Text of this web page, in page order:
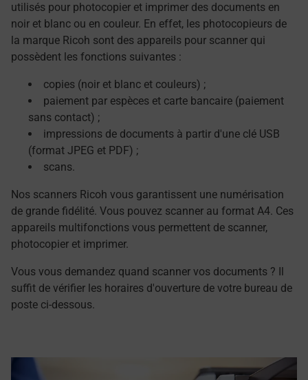
utilisés pour photocopier et imprimer des documents en
noir et blanc ou en couleur. En effet, les photocopieurs de
la marque Ricoh sont des appareils pour scanner qui
possèdent les fonctions suivantes :
copies (noir et blanc et couleurs) ;
paiement par espèces et carte bancaire (paiement
sans contact) ;
impressions de documents à partir d'une clé USB
(format JPEG et PDF) ;
scans.
Nos scanners Ricoh vous garantissent une numérisation
de grande fidélité. Vous pouvez scanner au format A4. Ces
appareils multifonctions vous permettent de scanner,
photocopier et imprimer.
Vous vous demandez quand scanner vos documents ? Il
suffit de vérifier les horaires d'ouverture de votre bureau de
poste ci-dessous.